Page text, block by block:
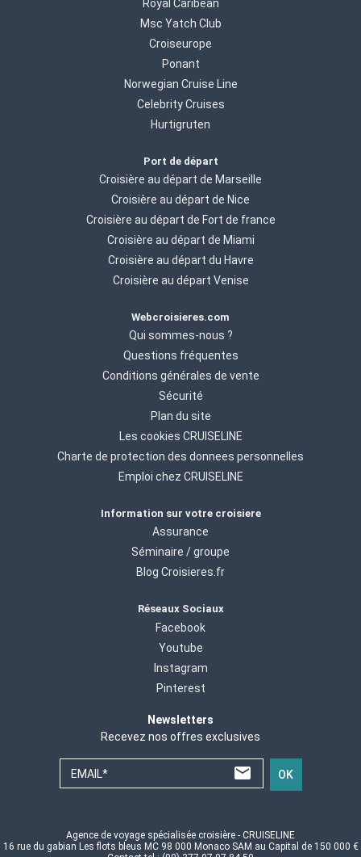
Royal Caribean
Msc Yatch Club
Croiseurope
Ponant
Norwegian Cruise Line
Celebrity Cruises
Hurtigruten
Port de départ
Croisière au départ de Marseille
Croisière au départ de Nice
Croisière au départ de Fort de france
Croisière au départ de Miami
Croisière au départ du Havre
Croisière au départ Venise
Webcroisieres.com
Qui sommes-nous ?
Questions fréquentes
Conditions générales de vente
Sécurité
Plan du site
Les cookies CRUISELINE
Charte de protection des donnees personnelles
Emploi chez CRUISELINE
Information sur votre croisiere
Assurance
Séminaire / groupe
Blog Croisieres.fr
Réseaux Sociaux
Facebook
Youtube
Instagram
Pinterest
Newsletters
Recevez nos offres exclusives
EMAIL* OK
Agence de voyage spécialisée croisière - CRUISELINE
16 rue du gabian Les flots bleus MC 98 000 Monaco SAM au Capital de 150 000 €